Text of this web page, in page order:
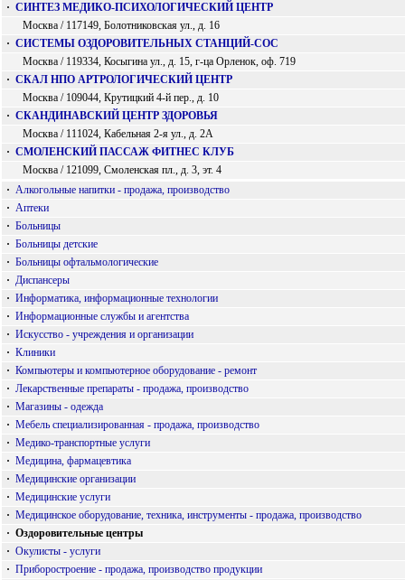
· СИНТЕЗ МЕДИКО-ПСИХОЛОГИЧЕСКИЙ ЦЕНТР
Москва / 117149, Болотниковская ул., д. 16
· СИСТЕМЫ ОЗДОРОВИТЕЛЬНЫХ СТАНЦИЙ-СОС
Москва / 119334, Косыгина ул., д. 15, г-ца Орленок, оф. 719
· СКАЛ НПО АРТРОЛОГИЧЕСКИЙ ЦЕНТР
Москва / 109044, Крутицкий 4-й пер., д. 10
· СКАНДИНАВСКИЙ ЦЕНТР ЗДОРОВЬЯ
Москва / 111024, Кабельная 2-я ул., д. 2А
· СМОЛЕНСКИЙ ПАССАЖ ФИТНЕС КЛУБ
Москва / 121099, Смоленская пл., д. 3, эт. 4
· Алкогольные напитки - продажа, производство
· Аптеки
· Больницы
· Больницы детские
· Больницы офтальмологические
· Диспансеры
· Информатика, информационные технологии
· Информационные службы и агентства
· Искусство - учреждения и организации
· Клиники
· Компьютеры и компьютерное оборудование - ремонт
· Лекарственные препараты - продажа, производство
· Магазины - одежда
· Мебель специализированная - продажа, производство
· Медико-транспортные услуги
· Медицина, фармацевтика
· Медицинские организации
· Медицинские услуги
· Медицинское оборудование, техника, инструменты - продажа, производство
· Оздоровительные центры
· Окулисты - услуги
· Приборостроение - продажа, производство продукции